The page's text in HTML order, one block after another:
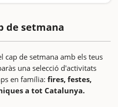
de setmana
cap de setmana amb els teus
una selecció d'activitats
en família: fires, festes,
a tot Catalunya.